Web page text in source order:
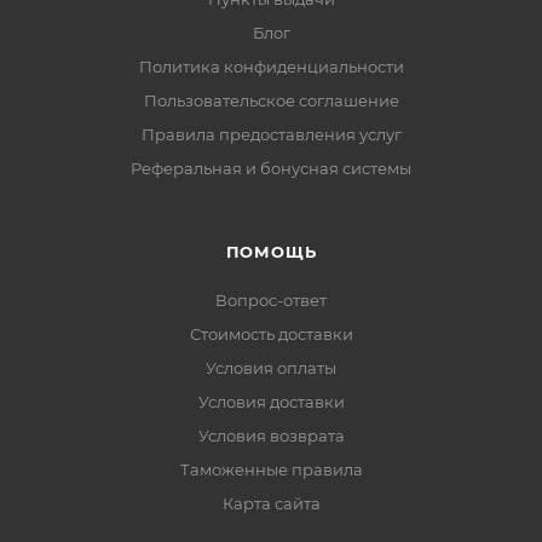
Блог
Политика конфиденциальности
Пользовательское соглашение
Правила предоставления услуг
Реферальная и бонусная системы
ПОМОЩЬ
Вопрос-ответ
Стоимость доставки
Условия оплаты
Условия доставки
Условия возврата
Таможенные правила
Карта сайта